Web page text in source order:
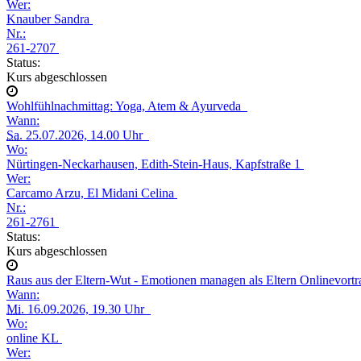
Wer:
Knauber Sandra
Nr.:
261-2707
Status:
Kurs abgeschlossen
Wohlfühlnachmittag: Yoga, Atem & Ayurveda
Wann:
Sa. 25.07.2026, 14.00 Uhr
Wo:
Nürtingen-Neckarhausen, Edith-Stein-Haus, Kapfstraße 1
Wer:
Carcamo Arzu, El Midani Celina
Nr.:
261-2761
Status:
Kurs abgeschlossen
Raus aus der Eltern-Wut - Emotionen managen als Eltern
Wann:
Mi. 16.09.2026, 19.30 Uhr
Wo:
online KL
Wer: